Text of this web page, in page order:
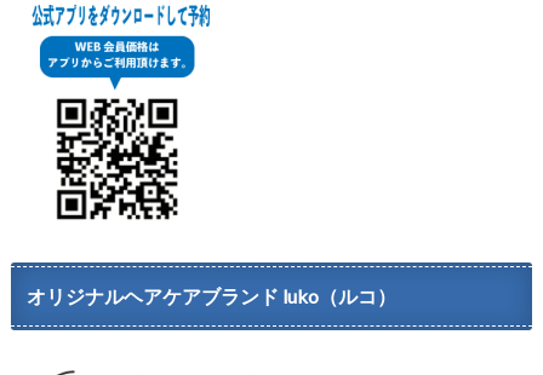
オリジナルヘアケアブランド luko（ルコ）